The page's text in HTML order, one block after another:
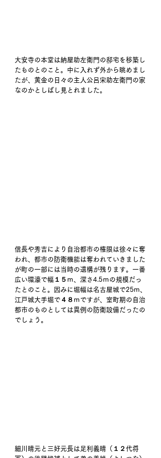
大安寺の本堂は納屋助左衛門の邸宅を移築し
たものとのこと。中に入れず外から眺めまし
たが、黄金の日々の主人公呂宋助左衛門の家
なのかとしばし見とれました。
信長や秀吉により自治都市の権限は徐々に奪
われ、都市の防衛機能は奪われていきました
が町の一部には当時の遺構が残ります。一番
広い環濠で幅１５ｍ、深さ4.5ｍの規模だっ
たとのこと。因みに堀幅は名古屋城で25m、
江戸城大手堀で４８ｍですが、室町期の自治
都市のものとしては異例の防衛設備だったの
でしょう。
細川晴元と三好元長は足利義晴（１２代将